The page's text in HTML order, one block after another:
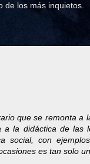
de los más inquietos.
que se remonta a
a la didáctica de las
social, con
es tan solo